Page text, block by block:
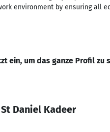
environment by ensuring all
ein, um das ganze Profil zu
Daniel Kadeer